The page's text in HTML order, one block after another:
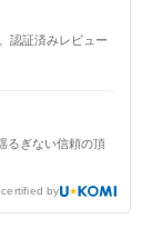
認証済みレビュー
るぎない信頼の頂
certified by